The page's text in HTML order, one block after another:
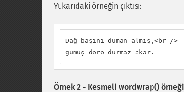
Yukarıdaki örneğin çıktısı:
Dağ başını duman almış,<br />
gümüş dere durmaz akar.
Örnek 2 - Kesmeli wordwrap() örneği